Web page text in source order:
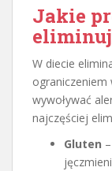
Jakie
W diecie
ograniczeniem
wywoływać
najczęściej
Gluten